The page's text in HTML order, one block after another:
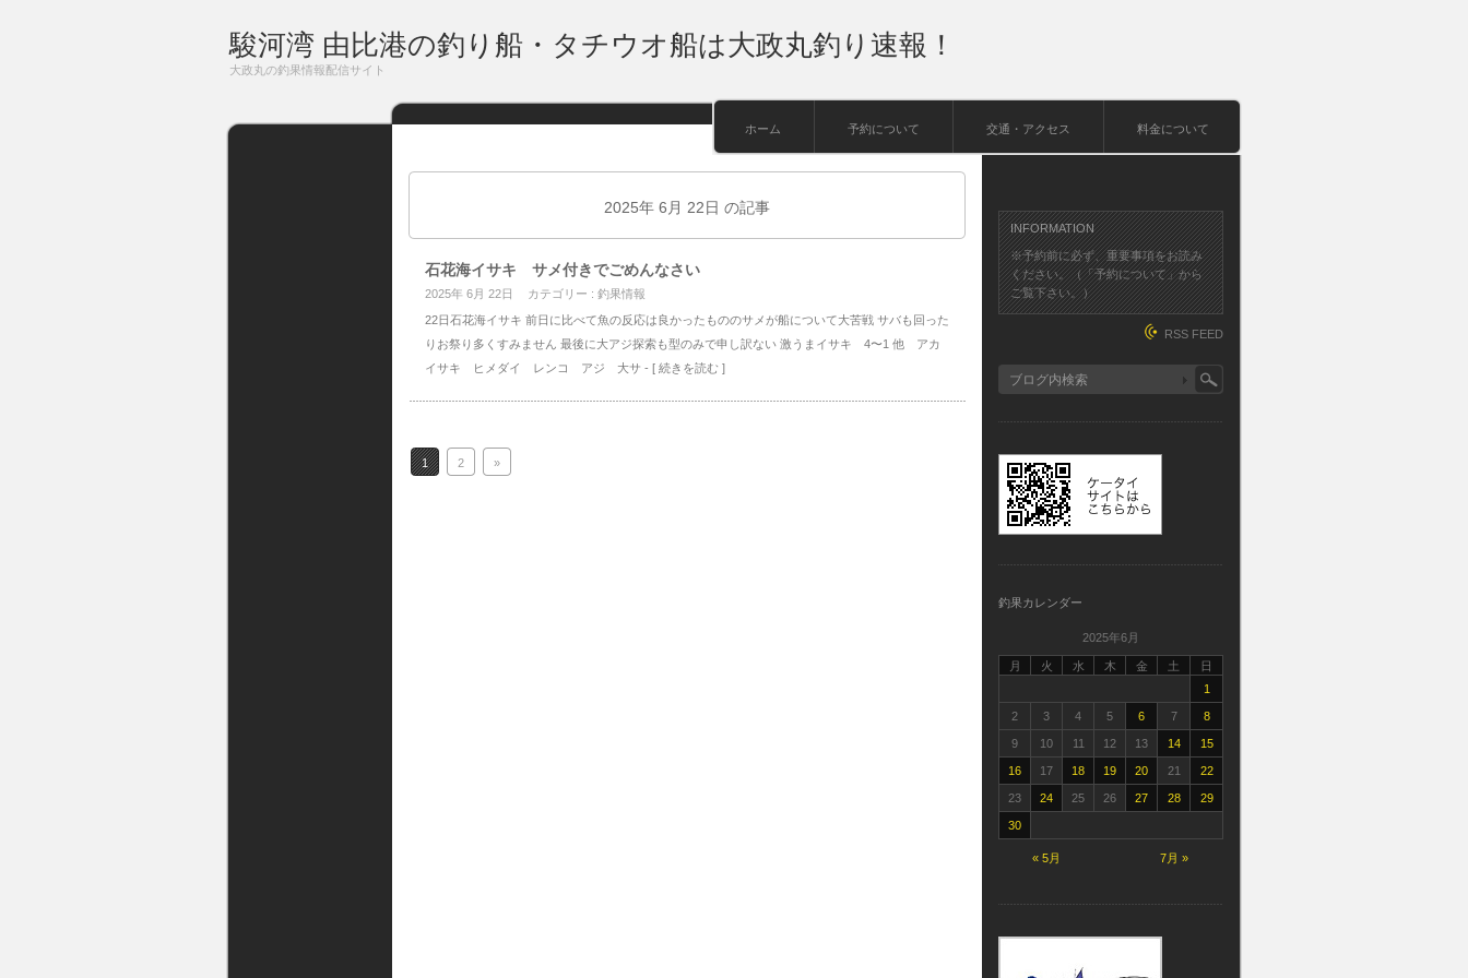
駿河湾 由比港の釣り船・タチウオ船は大政丸釣り速報！
大政丸の釣果情報配信サイト
ホーム 予約について 交通・アクセス 料金について
2025年 6月 22日 の記事
石花海イサキ サメ付きでごめんなさい
2025年 6月 22日 カテゴリー : 釣果情報
22日石花海イサキ 前日に比べて魚の反応は良かったもののサメが船について大苦戦 サバも回った
りお祭り多くすみません 最後に大アジ探索も型のみで申し訳ない 激うまイサキ 4〜1 他 アカ
イサキ ヒメダイ レンコ アジ 大サ - [ 続きを読む ]
1 2 »
INFORMATION
※予約前に必ず、重要事項をお読み
ください。（「予約について」から
ご覧下さい。）
RSS FEED
釣果カレンダー
2025年6月
月 火 水 木 金 土 日
« 5月 7月 »
1
2 3 4 5 6 7 8
9 10 11 12 13 14 15
16 17 18 19 20 21 22
23 24 25 26 27 28 29
30